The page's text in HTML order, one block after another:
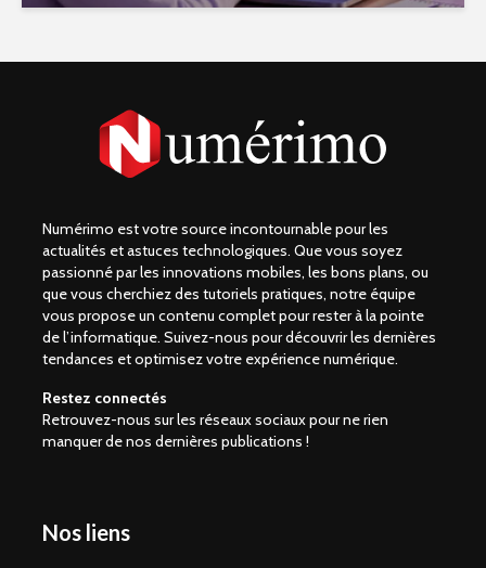
Numérimo est votre source incontournable pour les
actualités et astuces technologiques. Que vous soyez
passionné par les innovations mobiles, les bons plans, ou
que vous cherchiez des tutoriels pratiques, notre équipe
vous propose un contenu complet pour rester à la pointe
de l’informatique. Suivez-nous pour découvrir les dernières
tendances et optimisez votre expérience numérique.
Restez connectés
Retrouvez-nous sur les réseaux sociaux pour ne rien
manquer de nos dernières publications !
Nos liens